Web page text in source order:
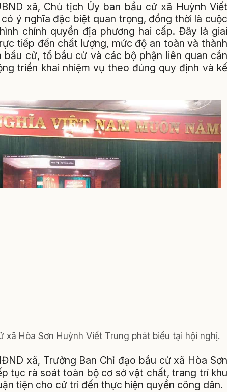
xã, Chủ tịch Ủy ban bầu cử xã Huỳnh Viết
ý nghĩa đặc biệt quan trọng, đồng thời là cuộc
chính quyền địa phương hai cấp. Đây là giai
tiếp đến chất lượng, mức độ an toàn và thành
cử, tổ bầu cử và các bộ phận liên quan cần
triển khai nhiệm vụ theo đúng quy định và kế
xã Hòa Sơn Huỳnh Viết Trung phát biểu tại hội nghị.
xã, Trưởng Ban Chỉ đạo bầu cử xã Hòa Sơn
tục rà soát toàn bộ cơ sở vật chất, trang trí khu
tiện cho cử tri đến thực hiện quyền công dân.